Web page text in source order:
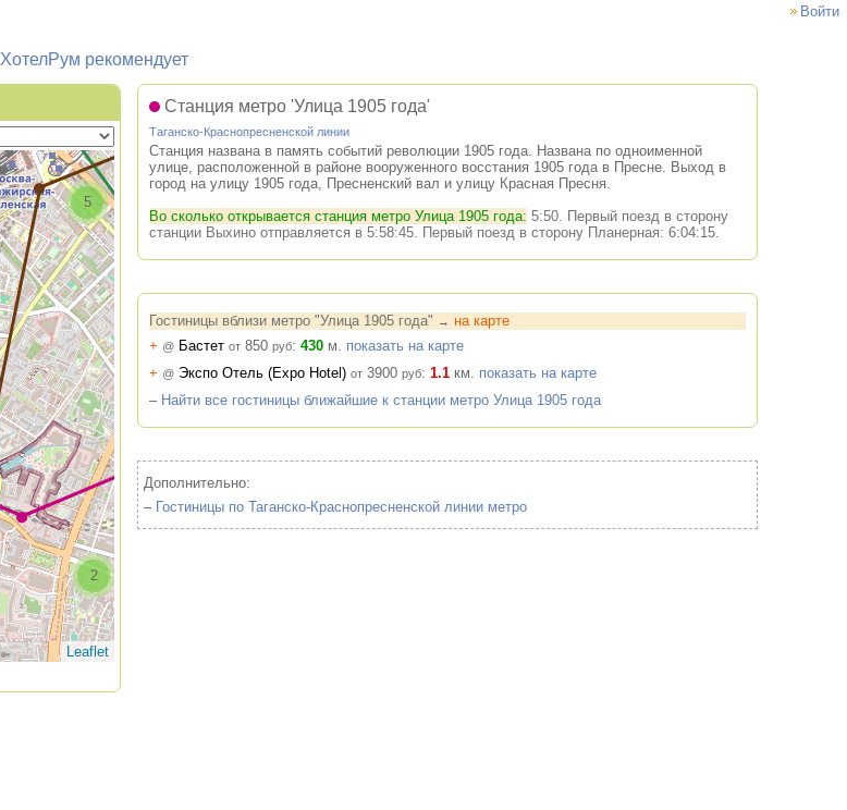
Войти
ХотелРум рекомендует
2
2
2
13
3
5
Leaflet
Станция метро 'Улица 1905 года'
Таганско-Краснопресненской линии
Станция названа в память событий революции 1905 года. Названа по одноименной
улице, расположенной в районе вооруженного восстания 1905 года в Пресне. Выход в
город на улицу 1905 года, Пресненский вал и улицу Красная Пресня.
Во сколько открывается станция метро Улица 1905 года: 5:50. Первый поезд в сторону
станции Выхино отправляется в 5:58:45. Первый поезд в сторону Планерная: 6:04:15.
Гостиницы вблизи метро "Улица 1905 года" → на карте
+ @ Бастет от 850 руб: 430 м. показать на карте
+ @ Экспо Отель (Expo Hotel) от 3900 руб: 1.1 км. показать на карте
– Найти все гостиницы ближайшие к станции метро Улица 1905 года
Дополнительно:
– Гостиницы по Таганско-Краснопресненской линии метро